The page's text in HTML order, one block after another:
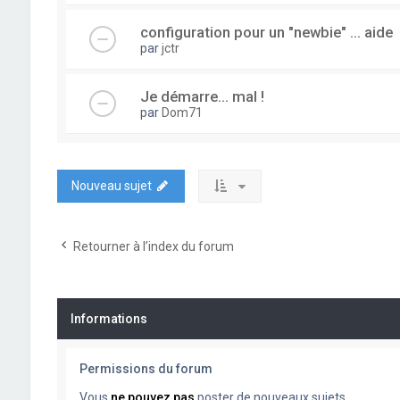
configuration pour un "newbie" ... aide
parjctr
Je démarre... mal !
par Dom71
Nouveau sujet
Retourner à l’index du forum
Informations
Permissions du forum